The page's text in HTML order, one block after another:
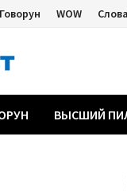
WOW
ВЫСШИЙ